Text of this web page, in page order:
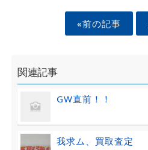
«前の記事
関連記事
GW直前！！
我求ム、買取査定